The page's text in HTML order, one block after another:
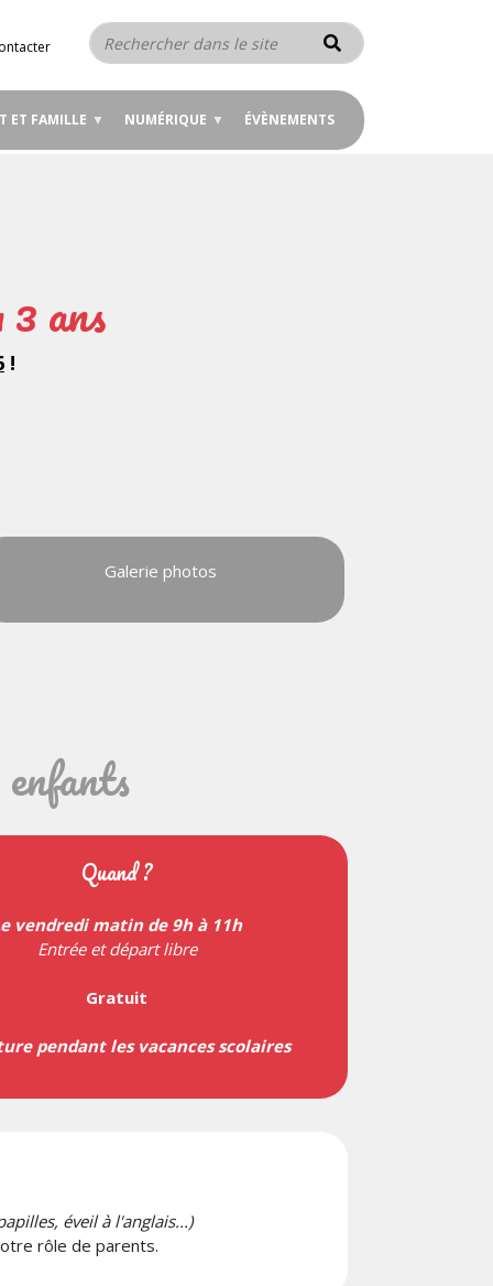
Rechercher
ET FAMILLE NUMÉRIQUE ÉVÈNEMENTS
ans
!
Galerie photos
Quand ?
vendredi matin de 9h à 11h
Entrée et départ libre
Gratuit
pendant les vacances scolaires
éveil à l'anglais...)
rôle de parents.